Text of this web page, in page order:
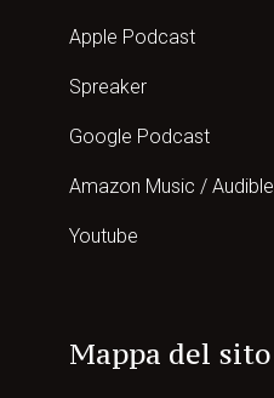
Apple Podcast
Spreaker
Google Podcast
Amazon Music / Audible
Youtube
Mappa del sito